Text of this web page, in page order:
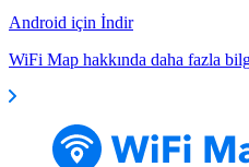
Android için İndir
WiFi Map hakkında daha fazla